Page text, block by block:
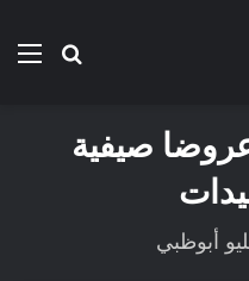
بحث
صيفية
أبوظبي